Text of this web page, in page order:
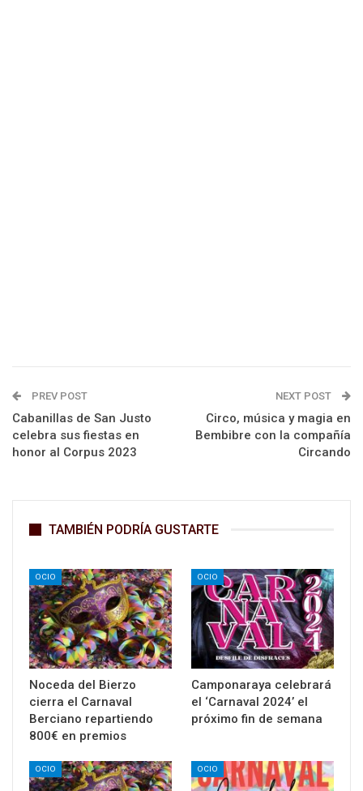
PREV POST
Cabanillas de San Justo
celebra sus fiestas en
honor al Corpus 2023
NEXT POST
Circo, música y magia en
Bembibre con la compañía
Circando
TAMBIÉN PODRÍA GUSTARTE
OCIO
Noceda del Bierzo
cierra el Carnaval
Berciano repartiendo
800€ en premios
OCIO
Camponaraya celebrará
el ‘Carnaval 2024’ el
próximo fin de semana
OCIO OCIO